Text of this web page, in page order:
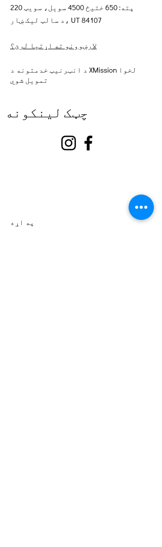
پته: 650 ختیځ 4500 سویل، سویټ 220
د سالټ لیک ښار، UT 84107
لارښوونو ته اړتیا لرئ؟
د انټرنیټ خدمتونه د XMission لخوا
تمویل شوي
چټک لینکونه
په اړه